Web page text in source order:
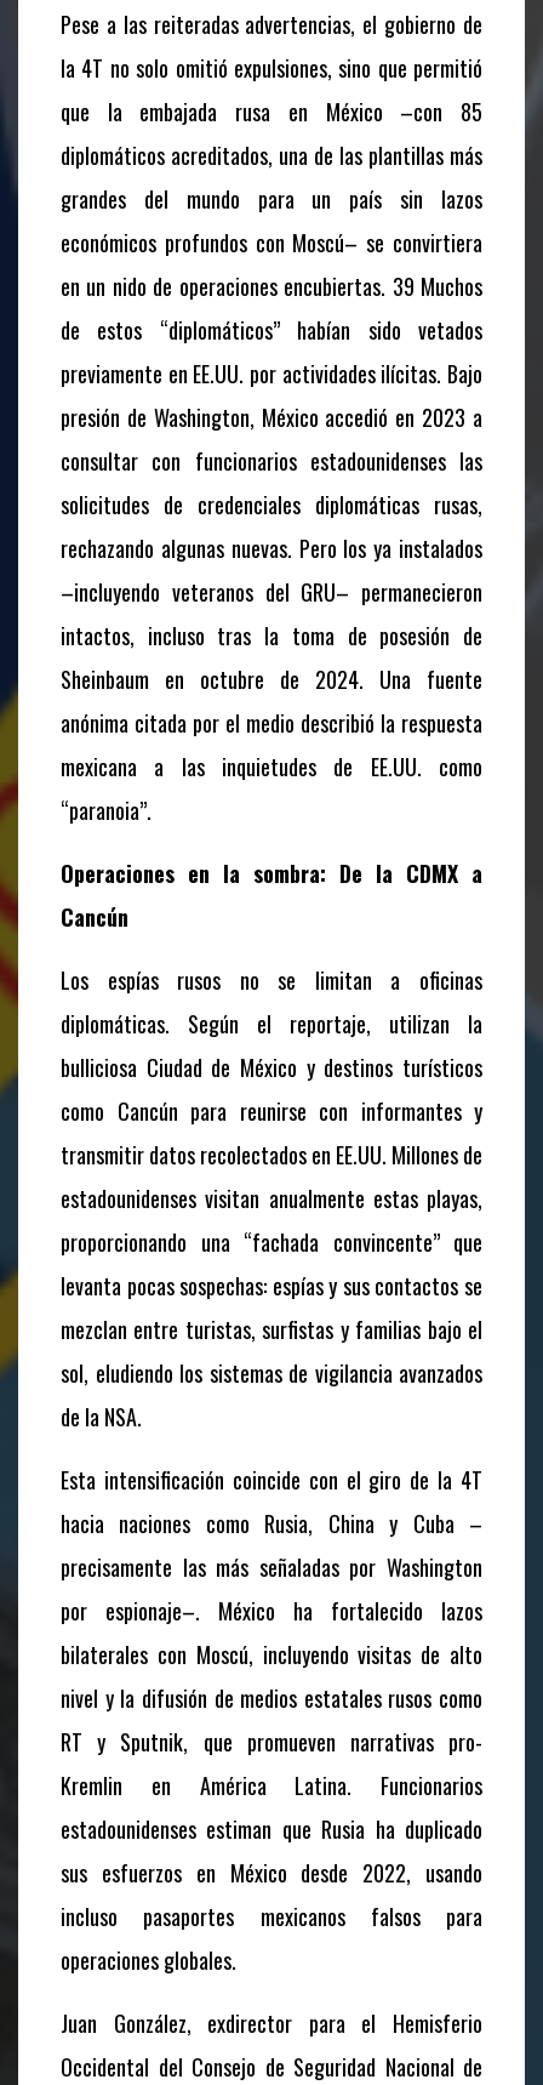
Pese a las reiteradas advertencias, el gobierno de
la 4T no solo omitió expulsiones, sino que permitió
que la embajada rusa en México –con 85
diplomáticos acreditados, una de las plantillas más
grandes del mundo para un país sin lazos
económicos profundos con Moscú– se convirtiera
en un nido de operaciones encubiertas. 39 Muchos
de estos “diplomáticos” habían sido vetados
previamente en EE.UU. por actividades ilícitas. Bajo
presión de Washington, México accedió en 2023 a
consultar con funcionarios estadounidenses las
solicitudes de credenciales diplomáticas rusas,
rechazando algunas nuevas. Pero los ya instalados
–incluyendo veteranos del GRU– permanecieron
intactos, incluso tras la toma de posesión de
Sheinbaum en octubre de 2024. Una fuente
anónima citada por el medio describió la respuesta
mexicana a las inquietudes de EE.UU. como
“paranoia”.
Operaciones en la sombra: De la CDMX a
Cancún
Los espías rusos no se limitan a oficinas
diplomáticas. Según el reportaje, utilizan la
bulliciosa Ciudad de México y destinos turísticos
como Cancún para reunirse con informantes y
transmitir datos recolectados en EE.UU. Millones de
estadounidenses visitan anualmente estas playas,
proporcionando una “fachada convincente” que
levanta pocas sospechas: espías y sus contactos se
mezclan entre turistas, surfistas y familias bajo el
sol, eludiendo los sistemas de vigilancia avanzados
de la NSA.
Esta intensificación coincide con el giro de la 4T
hacia naciones como Rusia, China y Cuba –
precisamente las más señaladas por Washington
por espionaje–. México ha fortalecido lazos
bilaterales con Moscú, incluyendo visitas de alto
nivel y la difusión de medios estatales rusos como
RT y Sputnik, que promueven narrativas pro-
Kremlin en América Latina. Funcionarios
estadounidenses estiman que Rusia ha duplicado
sus esfuerzos en México desde 2022, usando
incluso pasaportes mexicanos falsos para
operaciones globales.
Juan González, exdirector para el Hemisferio
Occidental del Consejo de Seguridad Nacional de